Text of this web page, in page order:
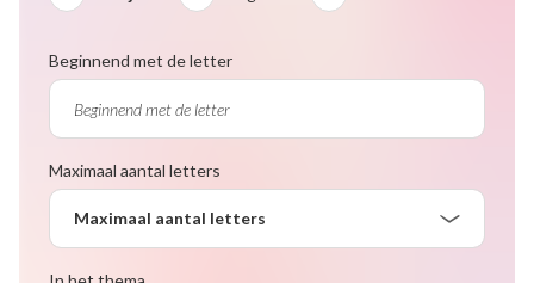
Beginnend met de letter
Maximaal aantal letters
Maximaal aantal letters